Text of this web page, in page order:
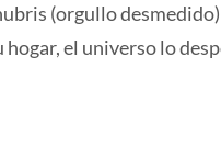
(orgullo
el universo lo